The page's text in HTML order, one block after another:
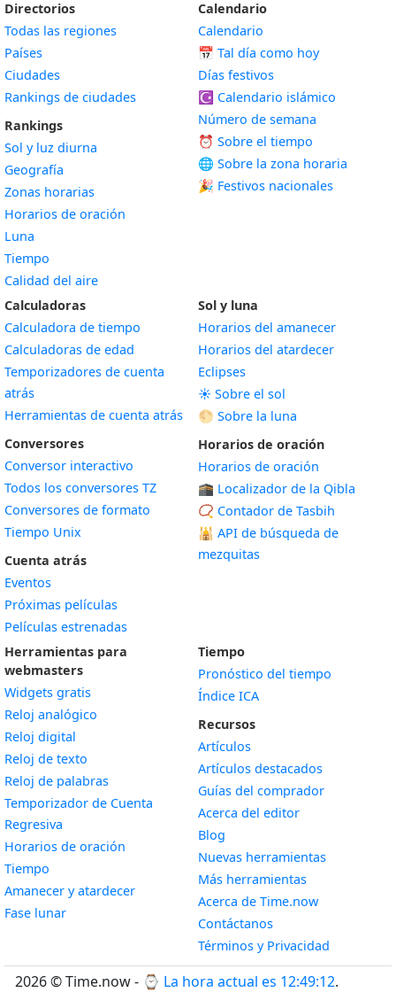
Directorios
Todas las regiones
Países
Ciudades
Rankings de ciudades
Rankings
Sol y luz diurna
Geografía
Zonas horarias
Horarios de oración
Luna
Tiempo
Calidad del aire
Calendario
Calendario
📅 Tal día como hoy
Días festivos
☪️ Calendario islámico
Número de semana
⏰ Sobre el tiempo
🌐 Sobre la zona horaria
🎉 Festivos nacionales
Calculadoras
Calculadora de tiempo
Calculadoras de edad
Temporizadores de cuenta
atrás
Herramientas de cuenta atrás
Conversores
Conversor interactivo
Todos los conversores TZ
Conversores de formato
Tiempo Unix
Cuenta atrás
Eventos
Próximas películas
Películas estrenadas
Sol y luna
Horarios del amanecer
Horarios del atardecer
Eclipses
☀️ Sobre el sol
🌕 Sobre la luna
Horarios de oración
Horarios de oración
🕋 Localizador de la Qibla
📿 Contador de Tasbih
🕌 API de búsqueda de
mezquitas
Herramientas para
webmasters
Widgets gratis
Reloj analógico
Reloj digital
Reloj de texto
Reloj de palabras
Temporizador de Cuenta
Regresiva
Horarios de oración
Tiempo
Amanecer y atardecerWidget
Fase lunarWidget
Tiempo
Pronóstico del tiempo
Índice ICA
Recursos
Artículos
Artículos destacados
Guías del comprador
Acerca del editor
Blog
Nuevas herramientas
Más herramientas
Acerca de Time.now
Contáctanos
Términos y Privacidad
2026 © Time.now - ⌚ La hora actual es 12:49:12.